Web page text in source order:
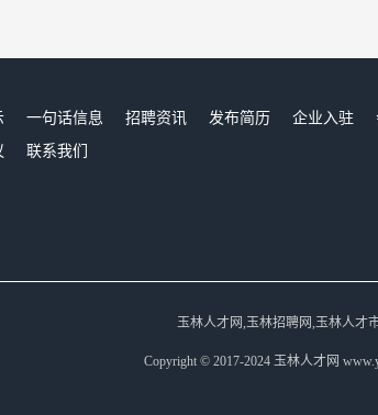
一句话信息 招聘资讯 发布简历 企业入驻
联系我们
玉林人才网,玉林招聘网,玉林人才
Copyright © 2017-2024 玉林人才网